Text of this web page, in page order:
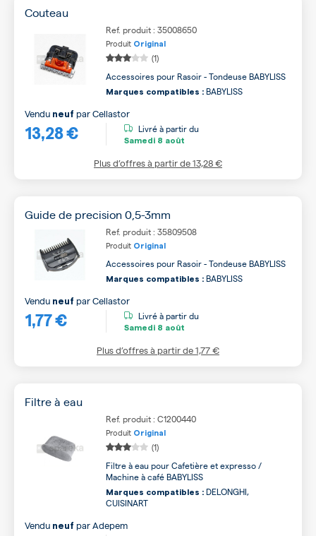
Couteau
Ref. produit : 35008650
Produit Original
(1)
Accessoires pour Rasoir - Tondeuse BABYLISS
Marques compatibles : BABYLISS
13,28 €
Vendu neuf parCellastor
Livré à partir du
Samedi 8 août
Plus d’offres à partir de13,28 €
Guide de precision 0,5-3mm
Ref. produit : 35809508
Produit Original
Accessoires pour Rasoir - Tondeuse BABYLISS
Marques compatibles : BABYLISS
1,77 €
Vendu neuf parCellastor
Livré à partir du
Samedi 8 août
Plus d’offres à partir de1,77 €
Filtre à eau
Ref. produit : C1200440
Produit Original
(1)
Filtre à eau pour Cafetière et expresso /
Machine à café BABYLISS
Marques compatibles : DELONGHI,
CUISINART
Vendu neuf parAdepem